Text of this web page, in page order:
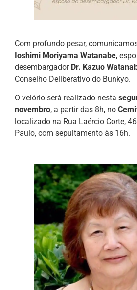
Com profundo pesar,
Ioshimi Moriyama Watanabe,
desembargador Dr. Kazuo
Conselho Deliberativo do Bunkyo.
O velório será realizado nesta
novembro, a partir das 8h, no
localizado na Rua Laércio Corte,
Paulo, com sepultamento às 16h.